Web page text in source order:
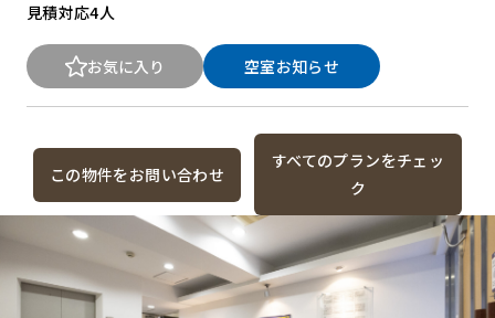
見積対応4人
お気に入り 空室お知らせ
この物件をお問い合わせ
すべてのプランをチェッ
ク